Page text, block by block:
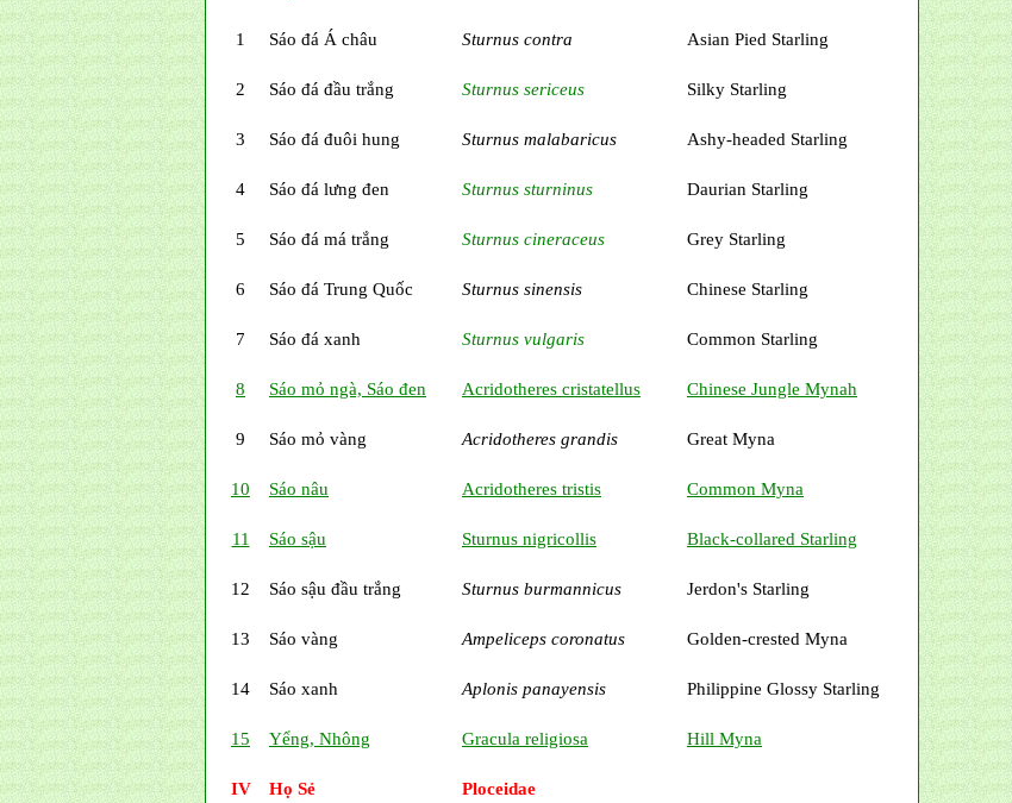
1 Sáo đá Á châu Sturnus contra Asian Pied Starling
2 Sáo đá đầu trắng Sturnus sericeus Silky Starling
3 Sáo đá đuôi hung Sturnus malabaricus Ashy-headed Starling
4 Sáo đá lưng đen Sturnus sturninus Daurian Starling
5 Sáo đá má trắng Sturnus cineraceus Grey Starling
6 Sáo đá Trung Quốc Sturnus sinensis Chinese Starling
7 Sáo đá xanh Sturnus vulgaris Common Starling
8 Sáo mỏ ngà, Sáo đen Acridotheres cristatellus Chinese Jungle Mynah
9 Sáo mỏ vàng Acridotheres grandis Great Myna
10 Sáo nâu Acridotheres tristis Common Myna
11 Sáo sậu Sturnus nigricollis Black-collared Starling
12 Sáo sậu đầu trắng Sturnus burmannicus Jerdon's Starling
13 Sáo vàng Ampeliceps coronatus Golden-crested Myna
14 Sáo xanh Aplonis panayensis Philippine Glossy Starling
15 Yểng, Nhông Gracula religiosa Hill Myna
IV Họ Sẻ Ploceidae